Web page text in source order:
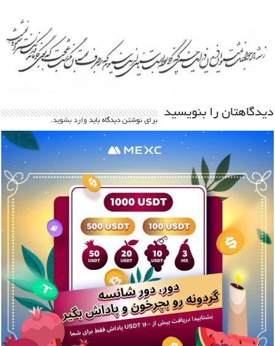
دیدگاهتان را بنویسید
برای نوشتن دیدگاه باید وارد بشوید.